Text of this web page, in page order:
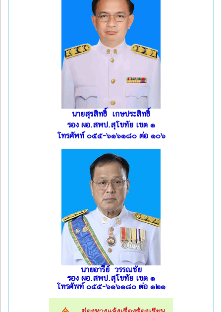
นายสุรสิทธิ์ เกษประสิทธิ์
รอง ผอ.สพป.สุโขทัย เขต ๑
โทรศัพท์ ๐๕๕-๖๑๖๑๘๐ ต่อ ๑๐๖
นายอารีย์ วรรณชัย
รอง ผอ.สพป.สุโขทัย เขต ๑
โทรศัพท์ ๐๕๕-๖๑๖๑๘๐ ต่อ ๑๒๑